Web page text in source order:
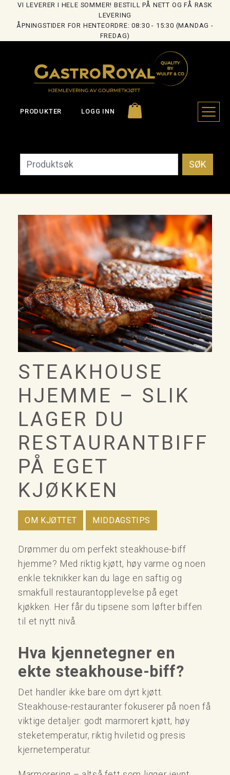
VI LEVERER I HELE SOMMER! BESTILL PÅ NETT OG FÅ RASK
LEVERING
ÅPNINGSTIDER FOR HENTEORDRE: 08:30 - 15:30 (MANDAG -
FREDAG)
PRODUKTER LOGG INN
SØK
STEAKHOUSE
HJEMME – SLIK
LAGER DU
RESTAURANTBIFF
PÅ EGET
KJØKKEN
OM KJØTTET MIDDAGSTIPS
Drømmer du om perfekt steakhouse-biff
hjemme? Med riktig kjøtt, høy varme og noen
enkle teknikker kan du lage en saftig og
smakfull restaurantopplevelse på eget
kjøkken. Her får du tipsene som løfter biffen
til et nytt nivå.
Hva kjennetegner en
ekte steakhouse-biff?
Det handler ikke bare om dyrt kjøtt.
Steakhouse-restauranter fokuserer på noen få
viktige detaljer: godt marmorert kjøtt, høy
steketemperatur, riktig hviletid og presis
kjernetemperatur.